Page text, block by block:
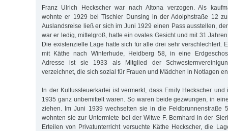
Franz Ulrich Heckscher war nach Altona verzogen. Als
wohnte er 1929 bei Tischler Dunsing in der Adolphstraße 12
Auslandsreise ließ er sich im Juni 1929 einen Pass ausstellen,
war er ledig, mittelgroß, hatte ein ovales Gesicht und mit 31
Die existenzielle Lage hatte sich für alle drei sehr verschlechtert.
mit Käthe nach Winterhude, Heidberg 58, in eine
Adresse ist sie 1933 als Mitglied der
verzeichnet, die sich sozial für Frauen und Mädchen in Notlagen
In der Kultussteuerkartei ist vermerkt, dass Emily Heckscher und
1935 ganz unbemittelt waren. So waren beide gezwungen, in
ziehen. Im Juni 1939 wechselten sie in die Feldbrunnenstraße
wohnten sie zur Untermiete bei der Witwe F. Bernhard in der
Erteilen von Privatunterricht versuchte Käthe Heckscher, die